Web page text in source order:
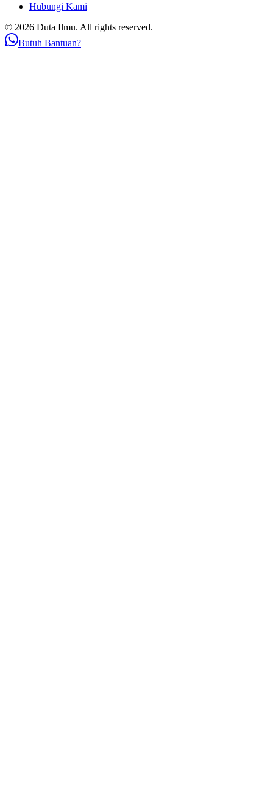
Hubungi Kami
© 2026 Duta Ilmu. All rights reserved.
Butuh Bantuan?